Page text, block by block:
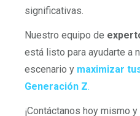
significativas.
Nuestro equipo de
está listo para ayudarte a
escenario y maximizar
Generación Z.
¡Contáctanos hoy mismo